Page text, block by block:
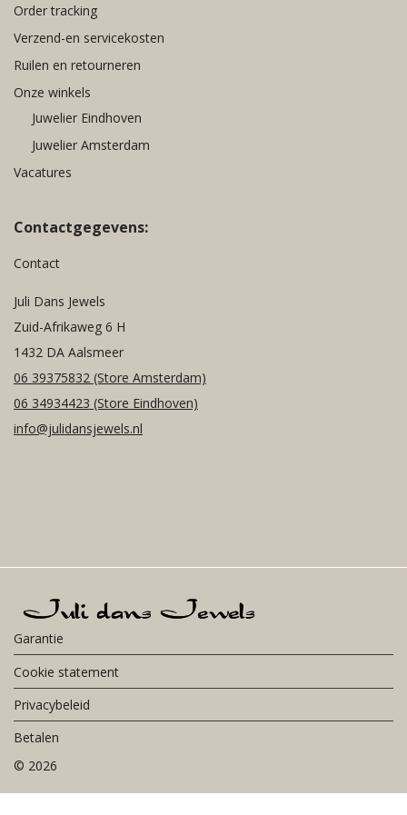
Order tracking
Verzend-en servicekosten
Ruilen en retourneren
Onze winkels
Juwelier Eindhoven
Juwelier Amsterdam
Vacatures
Contactgegevens:
Contact
Juli Dans Jewels
Zuid-Afrikaweg 6 H
1432 DA Aalsmeer
06 39375832 (Store Amsterdam)
06 34934423 (Store Eindhoven)
info@julidansjewels.nl
Garantie
Cookie statement
Privacybeleid
Betalen
© 2026